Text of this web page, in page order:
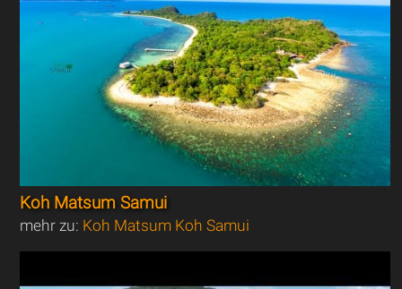
Koh Matsum Samui
mehr zu: Koh Matsum Koh Samui